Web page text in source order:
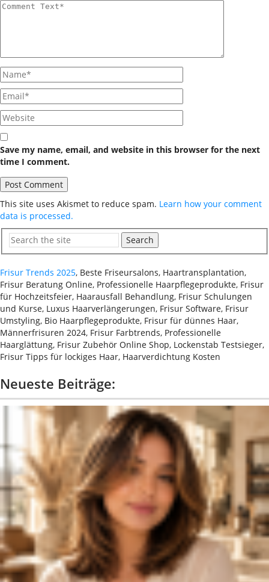
Save my name, email, and website in this browser for the next
time I comment.
This site uses Akismet to reduce spam. Learn how your comment
data is processed.
Search
Frisur Trends 2025, Beste Friseursalons, Haartransplantation,
Frisur Beratung Online, Professionelle Haarpflegeprodukte, Frisur
für Hochzeitsfeier, Haarausfall Behandlung, Frisur Schulungen
und Kurse, Luxus Haarverlängerungen, Frisur Software, Frisur
Umstyling, Bio Haarpflegeprodukte, Frisur für dünnes Haar,
Männerfrisuren 2024, Frisur Farbtrends, Professionelle
Haarglättung, Frisur Zubehör Online Shop, Lockenstab Testsieger,
Frisur Tipps für lockiges Haar, Haarverdichtung Kosten
Neueste Beiträge: